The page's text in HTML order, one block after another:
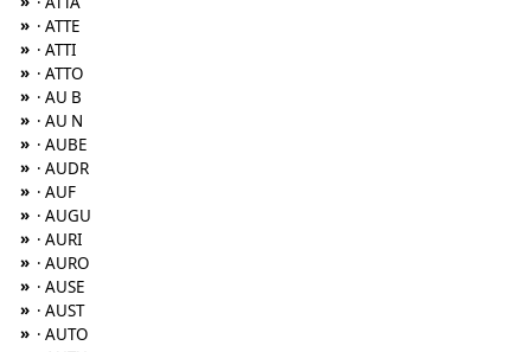
» · ATTE
» · ATTI
» · ATTO
» · AU B
» · AU N
» · AUBE
» · AUDR
» · AUF
» · AUGU
» · AURI
» · AURO
» · AUSE
» · AUST
» · AUTO